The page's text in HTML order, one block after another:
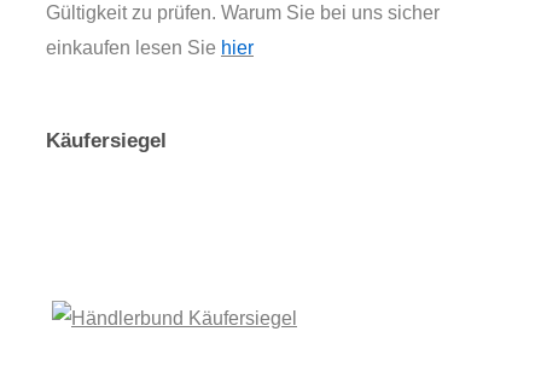
Gültigkeit zu prüfen. Warum Sie bei uns sicher
einkaufen lesen Sie hier
Käufersiegel